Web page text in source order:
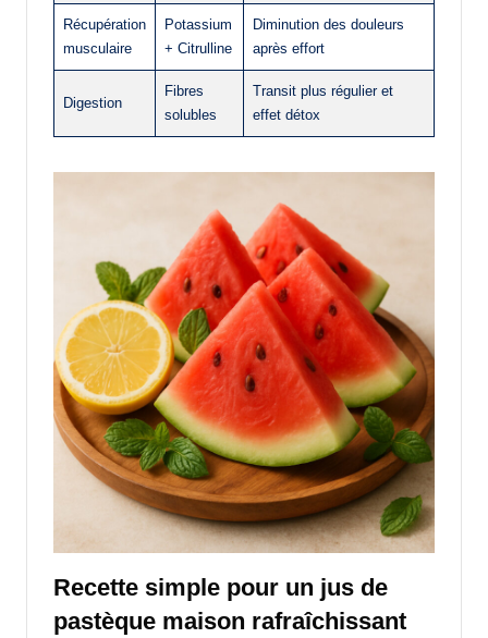
Récupération
musculaire
Potassium
+ Citrulline
Diminution des douleurs
après effort
Digestion
Fibres
solubles
Transit plus régulier et
effet détox
Recette simple pour un jus de
pastèque maison rafraîchissant